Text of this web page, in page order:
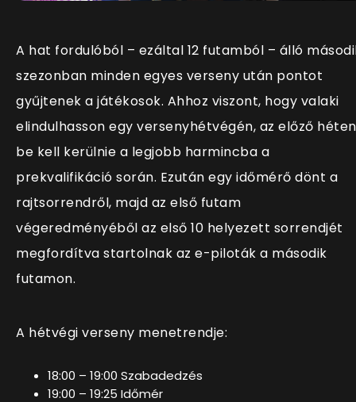
A hat fordulóból – ezáltal 12 futamból – álló
szezonban minden egyes verseny után pontot
gyűjtenek a játékosok. Ahhoz viszont, hogy valaki
elindulhasson egy versenyhétvégén, az előző héten
be kell kerülnie a legjobb harmincba a
prekvalifikáció során. Ezután egy időmérő dönt a
rajtsorrendről, majd az első futam
végeredményéből az első 10 helyezett sorrendjét
megfordítva startolnak az e-piloták a második
futamon.
A hétvégi verseny menetrendje:
18:00 – 19:00 Szabadedzés
19:00 – 19:25 Időmér